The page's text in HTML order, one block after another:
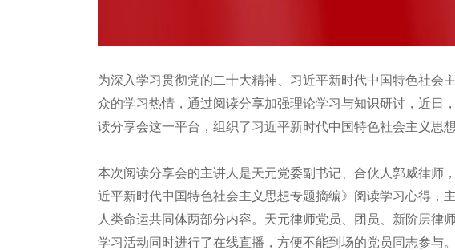
为深入学习贯彻党的二十大精神、习近平新时代中国特色社会
众的学习热情，通过阅读分享加强理论学习与知识研讨，近日
读分享会这一平台，组织了习近平新时代中国特色社会主义思
本次阅读分享会的主讲人是天元党委副书记、合伙人郭威律师
近平新时代中国特色社会主义思想专题摘编》阅读学习心得，
人类命运共同体两部分内容。天元律师党员、团员、新阶层律
学习活动同时进行了在线直播，方便不能到场的党员同志参与。